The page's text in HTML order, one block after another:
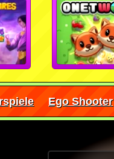
Ego Shooter